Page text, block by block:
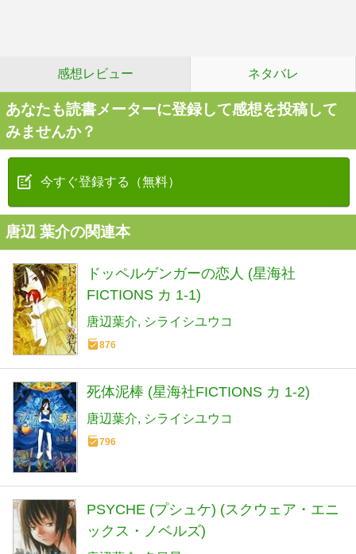
感想レビュー ネタバレ
あなたも読書メーターに登録して感想を投稿して
みませんか？
今すぐ登録する（無料）
唐辺 葉介の関連本
ドッペルゲンガーの恋人 (星海社
FICTIONS カ 1-1)
唐辺葉介 シライシユウコ
876
死体泥棒 (星海社FICTIONS カ 1-2)
唐辺葉介 シライシユウコ
796
PSYCHE (プシュケ) (スクウェア・エニ
ックス・ノベルズ)